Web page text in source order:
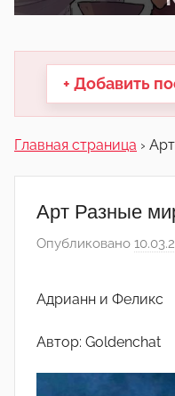
другие.
+ Добавить
Главная страница ›
Арт Разные
Опубликовано
Адрианн и Феликс
Автор: Goldenchat